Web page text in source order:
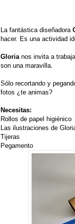
La fantástica diseñadora
hacer. Es una actividad
Glorianos invita a
son una maravilla.
Sólo recortando y
fotos ¿te animas?
Necesitas:
Rollos de papel higiénico
Las ilustraciones de
Tijeras
Pegamento